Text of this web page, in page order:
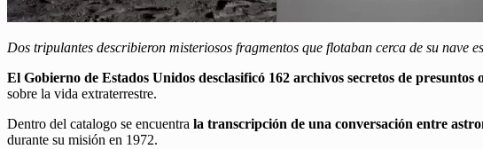
Dos tripulantes describieron misteriosos fragmentos que flotaban cerca de su nave
El Gobierno de Estados Unidos desclasificó 162 archivos secretos de presuntos
sobre la vida extraterrestre.
Dentro del catalogo se encuentra la transcripción de una conversación entre
durante su misión en 1972.